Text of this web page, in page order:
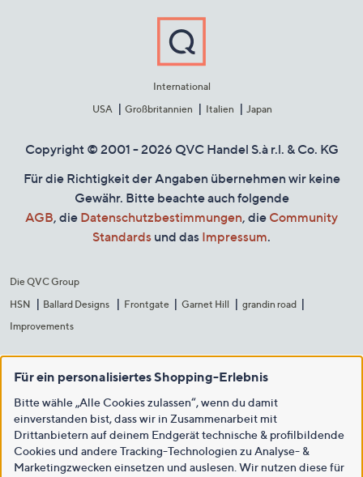
International
USA
Großbritannien Italien Japan
Copyright © 2001 - 2026 QVC Handel S.à r.l. & Co. KG
Für die Richtigkeit der Angaben übernehmen wir keine
Gewähr. Bitte beachte auch folgende
AGB, die Datenschutzbestimmungen, die Community
Standards und das Impressum.
Die QVC Group
HSN
Ballard Designs Frontgate Garnet Hill
grandin road
Improvements
Für ein personalisiertes Shopping-Erlebnis
Bitte wähle „Alle Cookies zulassen“, wenn du damit
einverstanden bist, dass wir in Zusammenarbeit mit
Drittanbietern auf deinem Endgerät technische & profilbildende
Cookies und andere Tracking-Technologien zu Analyse- &
Marketingzwecken einsetzen und auslesen. Wir nutzen diese für